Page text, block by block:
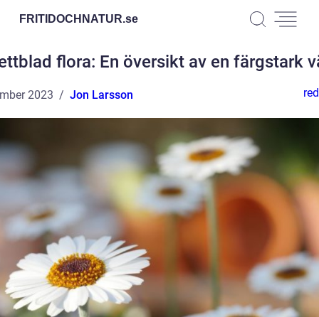
FRITIDOCHNATUR.se
flora: En översikt av en färgstark
2023 Jon Larsson